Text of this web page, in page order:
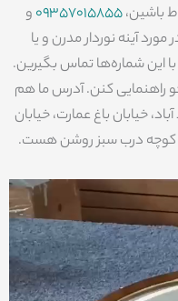
باشین،09357015855و
آینه نوردار مدرن و یا
این شماره‌ها تماس بگیرین.
راهنمایی کنن. آدرس ما هم
خیابان باغ عمارت، خیابان